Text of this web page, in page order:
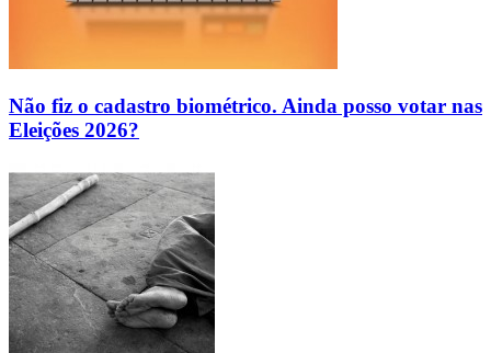
Não fiz o cadastro biométrico. Ainda posso votar nas
Eleições 2026?